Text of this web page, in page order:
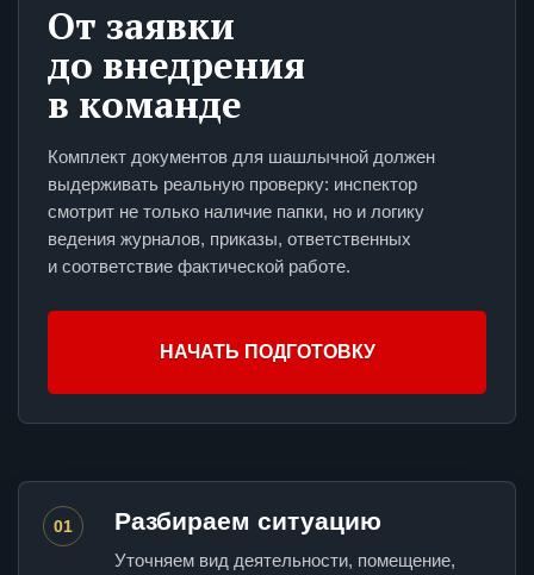
От заявки
до внедрения
в команде
Комплект документов для шашлычной должен
выдерживать реальную проверку: инспектор
смотрит не только наличие папки, но и логику
ведения журналов, приказы, ответственных
и соответствие фактической работе.
НАЧАТЬ ПОДГОТОВКУ
01 Разбираем ситуацию
Уточняем вид деятельности, помещение,